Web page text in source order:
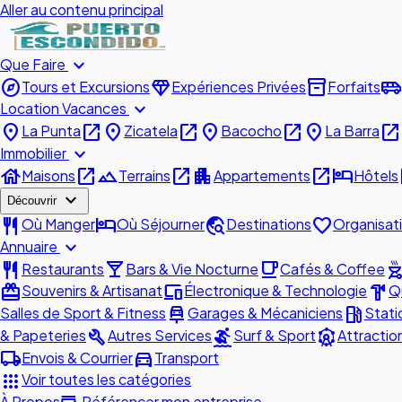
Aller au contenu principal
Que Faire expand_more
exploreTours et ExcursionsdiamondExpériences Privéesinventory_2Forfaitsairport_shuttle
Location Vacances expand_more
place La Puntaopen_in_new place Zicatelaopen_in_new place Bacochoopen_in_new place La Barraopen_in_new
Immobilier expand_more
houseMaisonsopen_in_newlandscapeTerrainsopen_in_new apartmentAppartementsopen_in_newhotelHôtels
Découvrir expand_more
restaurant Où MangerhotelOù Séjournertravel_exploreDestinationsfavorite
Annuaire expand_more
restaurant Restaurantslocal_barBars & Vie Nocturne local_cafeCafés & Coffee outdoor_grill
redeemSouvenirs & ArtisanatdevicesÉlectronique & Technologie hardware
Salles de Sport & Fitness car_repairGarages & Mécaniciens local_gas_station
& PapeteriesbuildAutres ServicessurfingSurf & Sportattractions
local_shippingEnvois & Courrierdirections_carTransport
appsVoir toutes les catégories